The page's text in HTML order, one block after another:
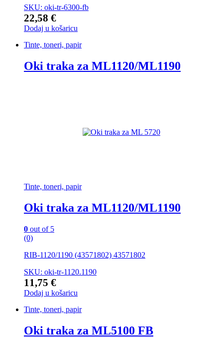
SKU: oki-tr-6300-fb
22,58 €
Dodaj u košaricu
Tinte, toneri, papir
Oki traka za ML1120/ML1190
Tinte, toneri, papir
Oki traka za ML1120/ML1190
0 out of 5
(0)
RIB-1120/1190 (43571802) 43571802
SKU: oki-tr-1120.1190
11,75 €
Dodaj u košaricu
Tinte, toneri, papir
Oki traka za ML5100 FB